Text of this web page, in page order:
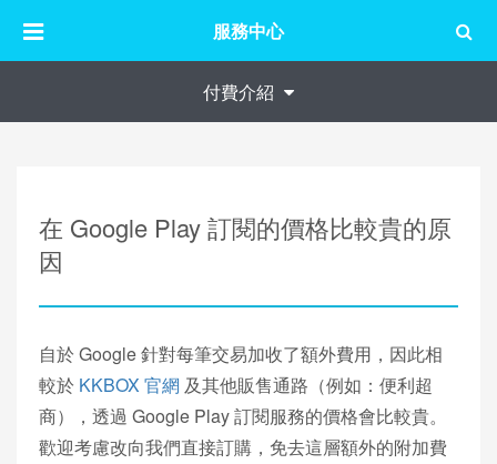
服務中心
付費介紹
在 Google Play 訂閱的價格比較貴的原
因
自於 Google 針對每筆交易加收了額外費用，因此相
較於 KKBOX 官網 及其他販售通路（例如：便利超
商），透過 Google Play 訂閱服務的價格會比較貴。
歡迎考慮改向我們直接訂購，免去這層額外的附加費